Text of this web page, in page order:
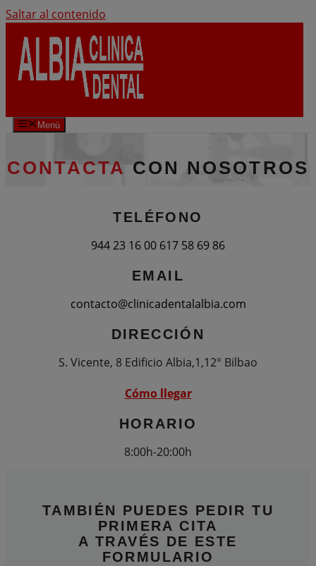
Saltar al contenido
Menú
CONTACTA CON NOSOTROS
TELÉFONO
944 23 16 00 617 58 69 86
EMAIL
contacto@clinicadentalalbia.com
DIRECCIÓN
S. Vicente, 8 Edificio Albia,1,12° Bilbao
Cómo llegar
HORARIO
8:00h-20:00h
TAMBIÉN PUEDES PEDIR TU
PRIMERA CITA
A TRAVÉS DE ESTE
FORMULARIO